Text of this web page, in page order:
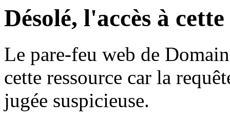
Désolé, l'accès à
Le pare-feu web de
cette ressource car la
jugée suspicieuse.